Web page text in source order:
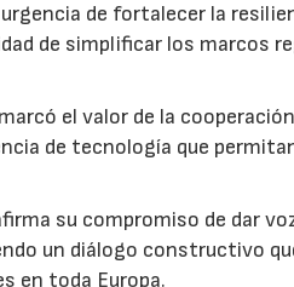
de fortalecer la
de simplificar los marcos
el valor de la
de tecnología que
su compromiso de dar
un diálogo constructivo
en toda Europa.